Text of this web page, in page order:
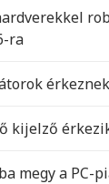
ra
kijelző
megy a PC-